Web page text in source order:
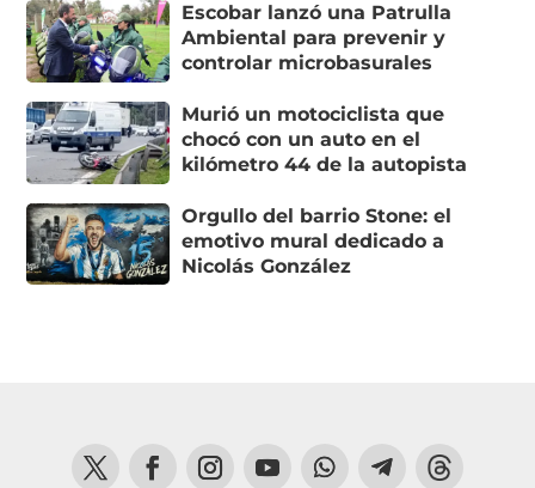
Escobar lanzó una Patrulla
Ambiental para prevenir y
controlar microbasurales
Murió un motociclista que
chocó con un auto en el
kilómetro 44 de la autopista
Orgullo del barrio Stone: el
emotivo mural dedicado a
Nicolás González